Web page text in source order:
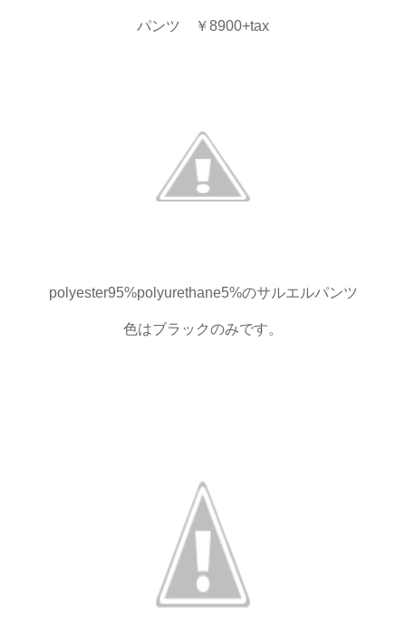
パンツ ￥8900+tax
polyester95%polyurethane5%のサルエルパンツ
色はブラックのみです。